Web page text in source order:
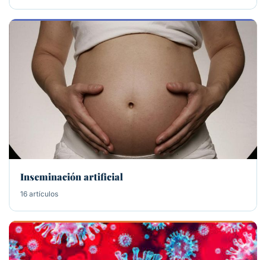
Inseminación artificial
16 artículos